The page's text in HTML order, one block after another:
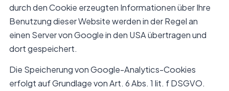
durch den Cookie erzeugten Informationen über Ihre
Benutzung dieser Website werden in der Regel an
einen Server von Google in den USA übertragen und
dort gespeichert.
Die Speicherung von Google-Analytics-Cookies
erfolgt auf Grundlage von Art. 6 Abs. 1 lit. f DSGVO.